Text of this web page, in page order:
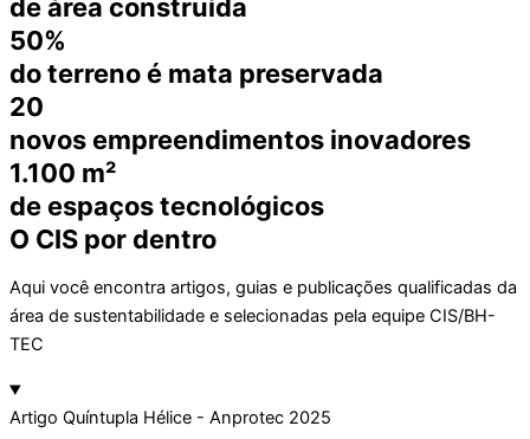
de área construída
50%
do terreno é mata preservada
20
novos empreendimentos inovadores
1.100 m²
de espaços tecnológicos
O CIS por dentro
Aqui você encontra artigos, guias e publicações qualificadas da
área de sustentabilidade e selecionadas pela equipe CIS/BH-
TEC
Artigo Quíntupla Hélice - Anprotec 2025